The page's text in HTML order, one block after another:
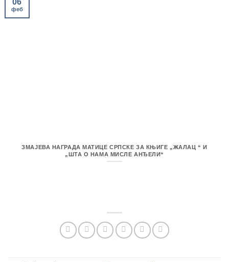
ЗМАЈЕВА НАГРАДА МАТИЦЕ СРПСКЕ ЗА КЊИГЕ „ЖАЛАЦ “ И
„ШТА О НАМА МИСЛЕ АНЂЕЛИ“
феб